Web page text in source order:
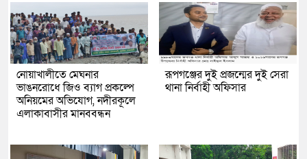
নোয়াখালীতে মেঘনার
ভাঙনরোধে জিও ব্যাগ প্রকল্পে
অনিয়মের অভিযোগ, নদীরকূলে
এলাকাবাসীর মানববন্ধন
রূপগঞ্জের দুই প্রজন্মের দুই সেরা
থানা নির্বাহী অফিসার